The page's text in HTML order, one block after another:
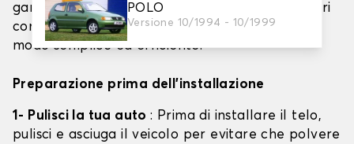
POLO
Versione 10/1994 - 10/1999
garantisce una protezione ottimale. Ecco i nostri
consigli per installare i teloni della tua auto in
modo semplice ed efficiente.
Preparazione prima dell'installazione
1- Pulisci la tua auto: Prima di installare il telo,
pulisci e asciuga il veicolo per evitare che polvere